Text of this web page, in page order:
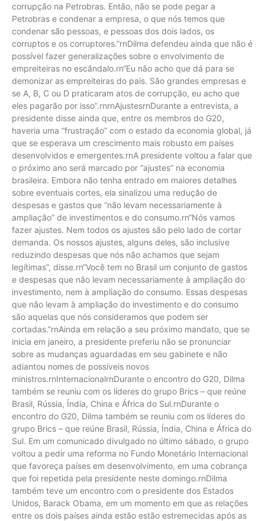
corrupção na Petrobras. Então, não se pode pegar a
Petrobras e condenar a empresa, o que nós temos que
condenar são pessoas, e pessoas dos dois lados, os
corruptos e os corruptores.”rnDilma defendeu ainda que não é
possível fazer generalizações sobre o envolvimento de
empreiteiras no escândalo.rn“Eu não acho que dá para se
demonizar as empreiteiras do país. São grandes empresas e
se A, B, C ou D praticaram atos de corrupção, eu acho que
eles pagarão por isso”.rnrnAjustesrnDurante a entrevista, a
presidente disse ainda que, entre os membros do G20,
haveria uma “frustração” com o estado da economia global, já
que se esperava um crescimento mais robusto em países
desenvolvidos e emergentes.rnA presidente voltou a falar que
o próximo ano será marcado por “ajustes” na economia
brasileira. Embora não tenha entrado em maiores detalhes
sobre eventuais cortes, ela sinalizou uma redução de
despesas e gastos que “não levam necessariamente à
ampliação” de investimentos e do consumo.rn“Nós vamos
fazer ajustes. Nem todos os ajustes são pelo lado de cortar
demanda. Os nossos ajustes, alguns deles, são inclusive
reduzindo despesas que nós não achamos que sejam
legítimas”, disse.rn“Você tem no Brasil um conjunto de gastos
e despesas que não levam necessariamente à ampliação do
investimento, nem à ampliação do consumo. Essas despesas
que não levam à ampliação do investimento e do consumo
são aquelas que nós consideramos que podem ser
cortadas.”rnAinda em relação a seu próximo mandato, que se
inicia em janeiro, a presidente preferiu não se pronunciar
sobre as mudanças aguardadas em seu gabinete e não
adiantou nomes de possíveis novos
ministros.rnInternacionalrnDurante o encontro do G20, Dilma
também se reuniu com os líderes do grupo Brics – que reúne
Brasil, Rússia, Índia, China e África do Sul.rnDurante o
encontro do G20, Dilma também se reuniu com os líderes do
grupo Brics – que reúne Brasil, Rússia, Índia, China e África do
Sul. Em um comunicado divulgado no último sábado, o grupo
voltou a pedir uma reforma no Fundo Monetário Internacional
que favoreça países em desenvolvimento, em uma cobrança
que foi repetida pela presidente neste domingo.rnDilma
também teve um encontro com o presidente dos Estados
Unidos, Barack Obama, em um momento em que as relações
entre os dois países ainda estão estão estremecidas após as